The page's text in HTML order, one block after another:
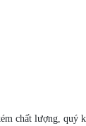
chất lượng, quý